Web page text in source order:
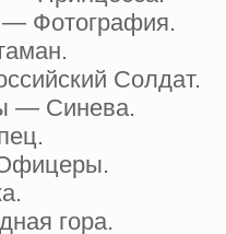
Фотография.
Солдат.
— Синева.
гора.